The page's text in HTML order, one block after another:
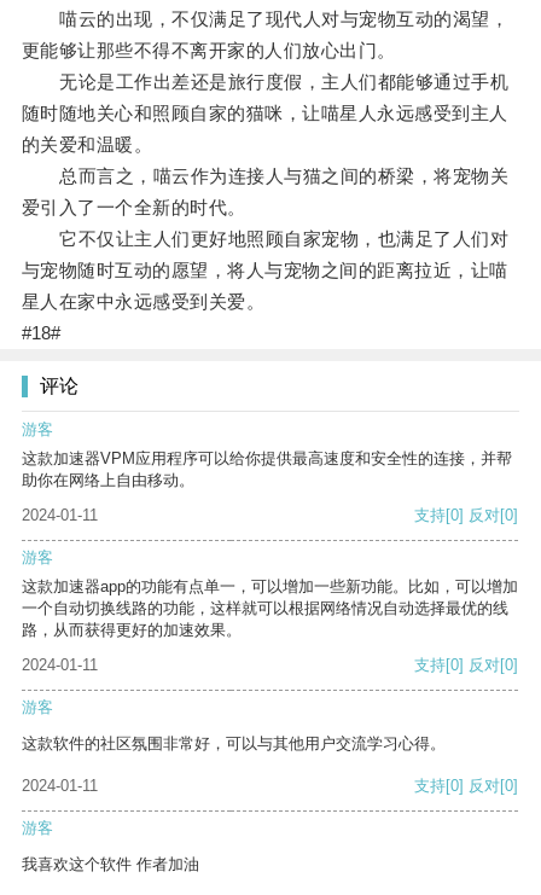
喵云的出现，不仅满足了现代人对与宠物互动的渴望，
更能够让那些不得不离开家的人们放心出门。
无论是工作出差还是旅行度假，主人们都能够通过手机
随时随地关心和照顾自家的猫咪，让喵星人永远感受到主人
的关爱和温暖。
总而言之，喵云作为连接人与猫之间的桥梁，将宠物关
爱引入了一个全新的时代。
它不仅让主人们更好地照顾自家宠物，也满足了人们对
与宠物随时互动的愿望，将人与宠物之间的距离拉近，让喵
星人在家中永远感受到关爱。
#18#
评论
游客
这款加速器VPM应用程序可以给你提供最高速度和安全性的连接，并帮
助你在网络上自由移动。
2024-01-11
支持[0] 反对[0]
游客
这款加速器app的功能有点单一，可以增加一些新功能。比如，可以增加
一个自动切换线路的功能，这样就可以根据网络情况自动选择最优的线
路，从而获得更好的加速效果。
2024-01-11
支持[0] 反对[0]
游客
这款软件的社区氛围非常好，可以与其他用户交流学习心得。
2024-01-11 支持[0] 反对[0]
游客
我喜欢这个软件 作者加油